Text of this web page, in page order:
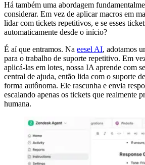
Há também uma abordagem
considerar. Em vez de aplicar macros em
lidar com tickets repetitivos, e se esses
automaticamente desde o início?
É aí que entramos. Na eesel AI, adotamos
para o trabalho de suporte repetitivo. Em
aplicá-las em lotes, nossa IA aprende com
central de ajuda, então lida com o suporte
forma autônoma. Ele rascunha e envia
escalando apenas os tickets que realmente
humana.